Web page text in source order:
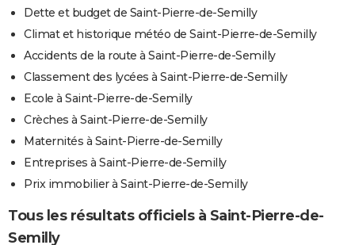
Dette et budget de Saint-Pierre-de-Semilly
Climat et historique météo de Saint-Pierre-de-Semilly
Accidents de la route à Saint-Pierre-de-Semilly
Classement des lycées à Saint-Pierre-de-Semilly
Ecole à Saint-Pierre-de-Semilly
Crèches à Saint-Pierre-de-Semilly
Maternités à Saint-Pierre-de-Semilly
Entreprises à Saint-Pierre-de-Semilly
Prix immobilier à Saint-Pierre-de-Semilly
Tous les résultats officiels à Saint-Pierre-de-
Semilly